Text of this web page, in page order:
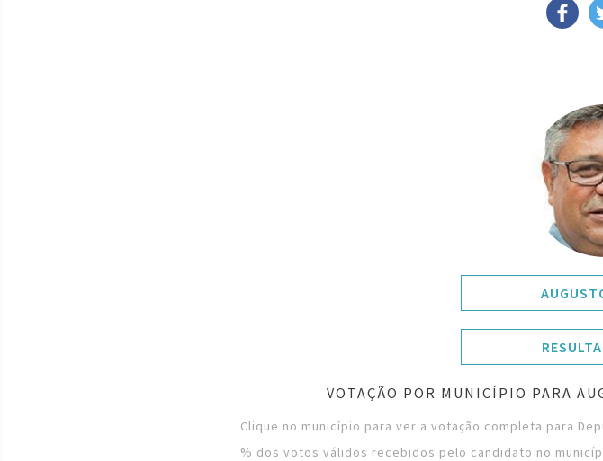
VOTAÇÃO POR MUNICÍPIO PARA
Clique no município para ver a votação completa para
% dos votos válidos recebidos pelo candidato no